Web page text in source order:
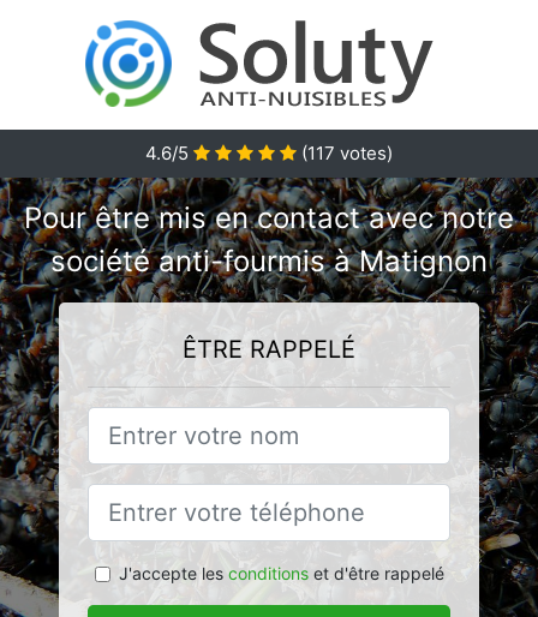
4.6/5 (117 votes)
Pour être mis en contact avec notre
société anti-fourmis à Matignon
ÊTRE RAPPELÉ
J'accepte les conditionset d'être rappelé